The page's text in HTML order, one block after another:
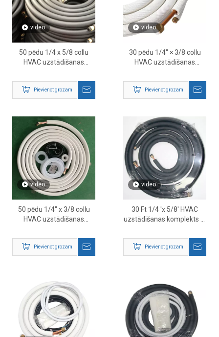
video
50 pēdu 1/4 x 5/8 collu
HVAC uzstādīšanas
Pievienot grozam
video
30 pēdu 1/4″ × 3/8 collu
HVAC uzstādīšanas
sadalītās līnijas komplekts
un piederumi
Pievienot grozam
video
50 pēdu 1/4″ x 3/8 collu
HVAC uzstādīšanas
komplekta risinājums
gaisa kondicionētājiem
Pievienot grozam
video
30 Ft 1/4 'x 5/8' HVAC
uzstādīšanas komplekts —
līnijas komplekts ar
piederumiem
Pievienot grozam